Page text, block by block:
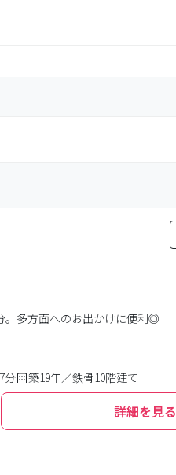
。多方面へのお出かけに便利◎
分 築19年／鉄骨10階建て
詳細を見る